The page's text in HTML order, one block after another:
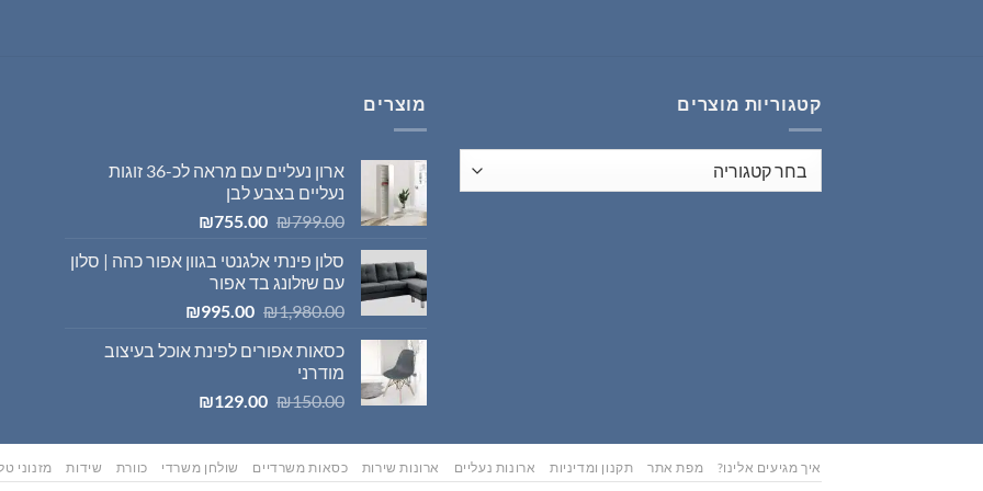
קטגוריות מוצרים מוצרים
ארון נעליים עם מראה לכ-36 זוגות
נעליים בצבע לבן
₪799.00
המחיר
היה:
₪799.00.
₪755.00
המחיר
הוא:
סלון פינתי אלגנטי בגוון אפור כהה | סלון
עם שזלונג בד אפור
₪1,980.00
המחיר
היה:
₪995.00
המחיר
הוא:
כסאות אפורים לפינת אוכל בעיצוב
מודרני
₪150.00
המחיר
היה:
₪150.00.
₪129.00
המחיר
הוא:
₪129.00.
איך מגיעים אלינו? מפת אתר תקנון ומדיניות ארונות נעליים ארונות שירות כסאות משרדיים שולחן משרדי כוורת שידות מזנוני